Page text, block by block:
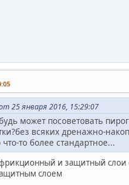
25 января 2016, 15:29:07
может посоветовать
всяких дренажно-
то более стандартное...
и защитный слои
слоем